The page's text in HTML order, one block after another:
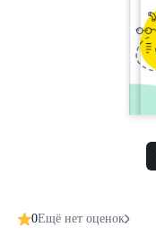
0Ещё нет оценок